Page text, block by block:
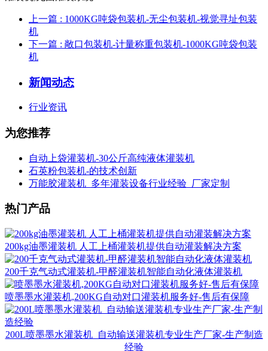
上一篇 : 1000KG吨袋包装机-无尘包装机-视觉寻址包装
机
下一篇 : 敞口包装机-计量称重包装机-1000KG吨袋包装
机
新闻动态
行业资讯
为您推荐
自动上袋灌装机-30公斤高纯液体灌装机
石英粉包装机-的技术创新
万能胶灌装机_多年灌装设备行业经验_厂家定制
热门产品
200kg油墨灌装机 人工上桶灌装机提供自动灌装解决方案
200千克气动式灌装机-甲醛灌装机智能自动化液体灌装机
喷墨墨水灌装机,200KG自动对口灌装机服务好-售后有保障
200L喷墨墨水灌装机_自动输送灌装机专业生产厂家-生产制造
经验